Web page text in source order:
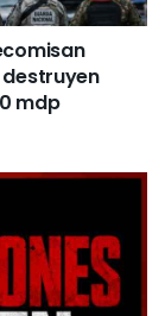
mdp